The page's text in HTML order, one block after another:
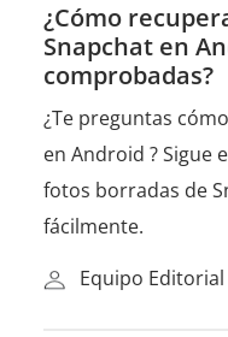
¿Cómo
Snapchat en
comprobadas?
¿Te preguntas
en Android ? Sigue
fotos borradas de
fácilmente.
Equipo